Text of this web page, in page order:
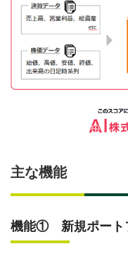
主な機能
機能① 新規ポート